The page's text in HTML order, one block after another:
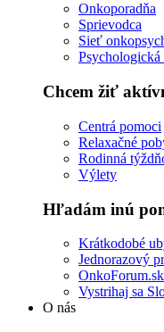
Onkoporadňa
Sprievodca
Sieť
Chcem žiť
Centrá pomoci
Relaxačné
Rodinná
Výlety
Hľadám inú
Krátkodobé
Jednorazový
OnkoForum.sk
Vystrihaj sa
O nás